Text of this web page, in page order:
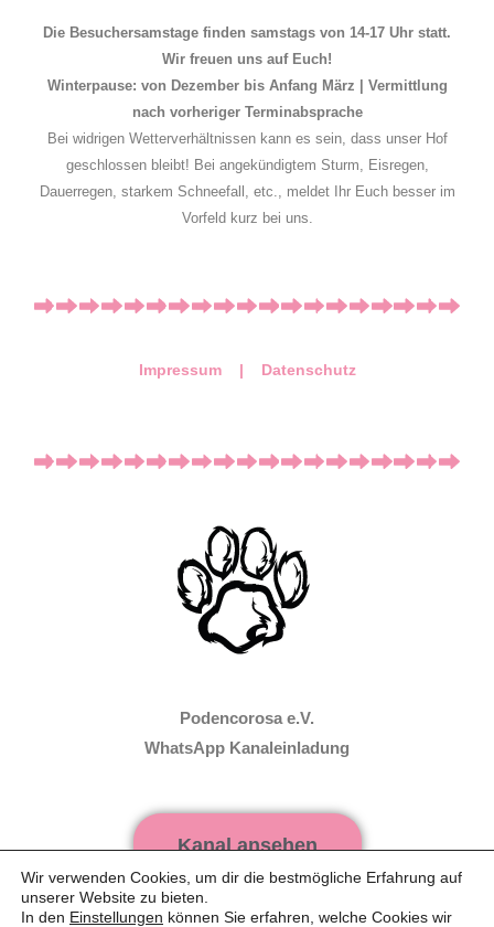
Die Besuchersamstage finden samstags von 14-17 Uhr statt.
Wir freuen uns auf Euch!
Winterpause: von Dezember bis Anfang März | Vermittlung
nach vorheriger Terminabsprache
Bei widrigen Wetterverhältnissen kann es sein, dass unser Hof
geschlossen bleibt! Bei angekündigtem Sturm, Eisregen,
Dauerregen, starkem Schneefall, etc., meldet Ihr Euch besser im
Vorfeld kurz bei uns.
Impressum | Datenschutz
Podencorosa e.V.
WhatsApp Kanaleinladung
Kanal ansehen
Wir verwenden Cookies, um dir die bestmögliche Erfahrung auf
unserer Website zu bieten.
In den Einstellungen können Sie erfahren, welche Cookies wir